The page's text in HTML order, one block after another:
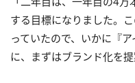
する目標になりました。
っていたので、いかに『
に、まずはブランド化を提